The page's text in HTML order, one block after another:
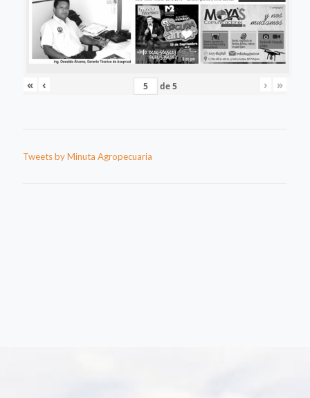
« ‹ de5 › »
Tweets by Minuta Agropecuaria